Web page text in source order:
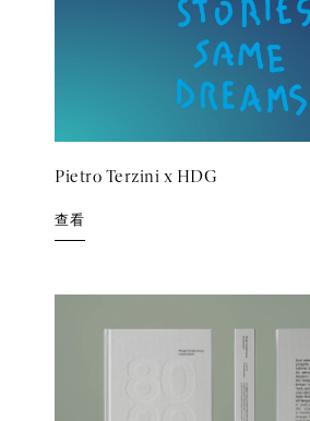
Pietro Terzini x HDG
查看